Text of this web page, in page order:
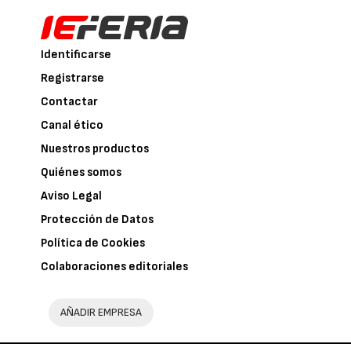
Identificarse
Registrarse
Contactar
Canal ético
Nuestros productos
Quiénes somos
Aviso Legal
Protección de Datos
Política de Cookies
Colaboraciones editoriales
AÑADIR EMPRESA